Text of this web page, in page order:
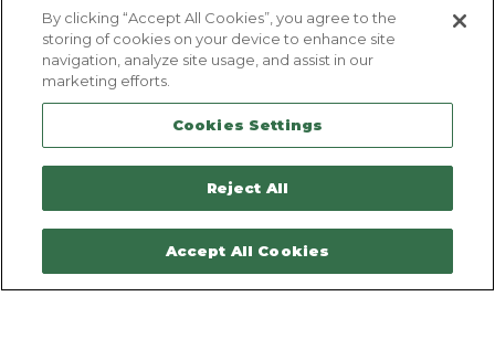
Politique d'utilisation des cookies
Politique de confidentialité
Mentions légales
Plan du site
Contactez-nous
By clicking “Accept All Cookies”, you agree to the
storing of cookies on your device to enhance site
navigation, analyze site usage, and assist in our
marketing efforts.
Cookies Settings
Reject All
Accept All Cookies